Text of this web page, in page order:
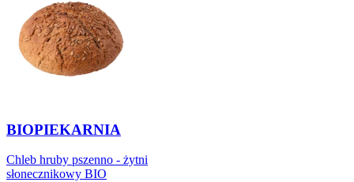
BIOPIEKARNIA
Chleb hruby pszenno - żytni
słonecznikowy BIO